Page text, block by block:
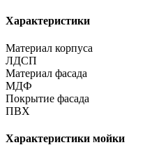
Характеристики
Материал корпуса
ЛДСП
Материал фасада
МДФ
Покрытие фасада
ПВХ
Характеристики мойки